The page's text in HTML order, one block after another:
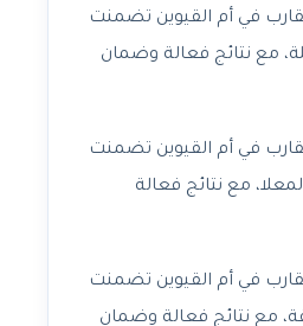
في أم القيوين تضمنت
مع نتائج فعالة وضمان
في أم القيوين تضمنت
مع نتائج فعالة
في أم القيوين تضمنت
مع نتائج فعالة وضمان